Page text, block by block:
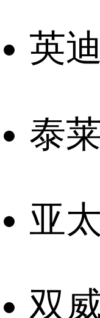
英
泰
亚
双